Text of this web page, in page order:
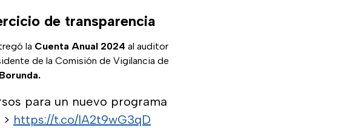
de transparencia
la Cuenta Anual 2024 al auditor
de la Comisión de Vigilancia de
para un nuevo programa
> https://t.co/IA2t9wG3qD